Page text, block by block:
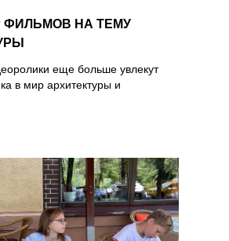
еще больше увлекут
в мир архитектуры и
ФИЛЬМОВ НА ТЕМУ